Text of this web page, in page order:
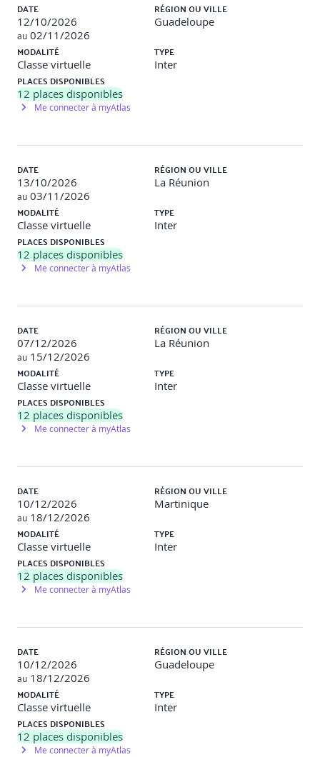
DATE
12/10/2026
au 02/11/2026
RÉGION OU VILLE
Guadeloupe
MODALITÉ
Classe virtuelle
TYPE
Inter
PLACES DISPONIBLES
12 places disponibles
Me connecter à myAtlas
DATE
13/10/2026
au 03/11/2026
RÉGION OU VILLE
La Réunion
MODALITÉ
Classe virtuelle
TYPE
Inter
PLACES DISPONIBLES
12 places disponibles
Me connecter à myAtlas
DATE
07/12/2026
au 15/12/2026
RÉGION OU VILLE
La Réunion
MODALITÉ
Classe virtuelle
TYPE
Inter
PLACES DISPONIBLES
12 places disponibles
Me connecter à myAtlas
DATE
10/12/2026
au 18/12/2026
RÉGION OU VILLE
Martinique
MODALITÉ
Classe virtuelle
TYPE
Inter
PLACES DISPONIBLES
12 places disponibles
Me connecter à myAtlas
DATE
10/12/2026
au 18/12/2026
RÉGION OU VILLE
Guadeloupe
MODALITÉ
Classe virtuelle
TYPE
Inter
PLACES DISPONIBLES
12 places disponibles
Me connecter à myAtlas